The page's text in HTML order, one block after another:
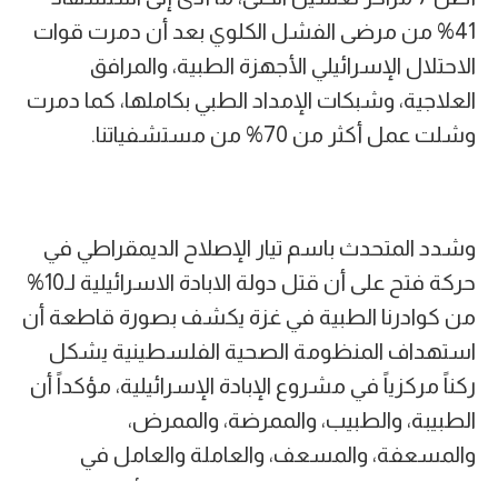
41% من مرضى الفشل الكلوي بعد أن دمرت قوات
الاحتلال الإسرائيلي الأجهزة الطبية، والمرافق
العلاجية، وشبكات الإمداد الطبي بكاملها، كما دمرت
وشلت عمل أكثر من 70% من مستشفياتنا.
وشدد المتحدث باسم تيار الإصلاح الديمقراطي في
حركة فتح على أن قتل دولة الابادة الاسرائيلية لـ10%
من كوادرنا الطبية في غزة يكشف بصورة قاطعة أن
استهداف المنظومة الصحية الفلسطينية يشكل
ركناً مركزياً في مشروع الإبادة الإسرائيلية، مؤكداً أن
الطبيبة، والطبيب، والممرضة، والممرض،
والمسعفة، والمسعف، والعاملة والعامل في